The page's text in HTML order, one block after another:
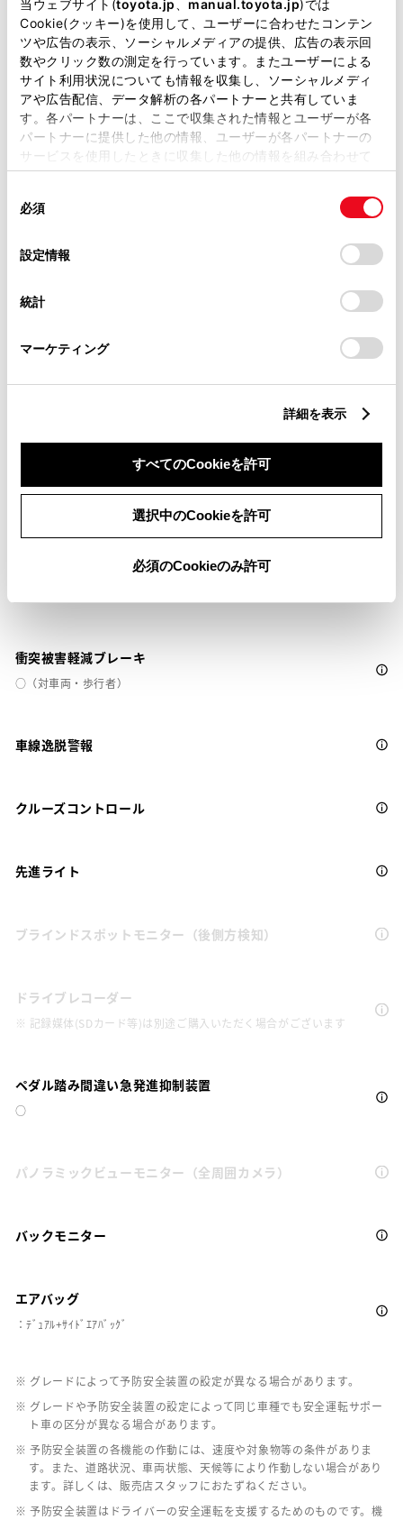
当ウェブサイト(toyota.jp manual.toyota.jp)では
Cookie(クッキー)を使用して、ユーザーに合わせたコンテン
ツや広告の表示、ソーシャルメディアの提供、広告の表示回
数やクリック数の測定を行っています。またユーザーによる
サイト利用状況についても情報を収集し、ソーシャルメディ
アや広告配信、データ解析の各パートナーと共有していま
す。各パートナーは、ここで収集された情報とユーザーが各
パートナーに提供した他の情報、ユーザーが各パートナーの
サービスを使用したときに収集した他の情報を組み合わせて
使用することがあります。当ウェブサイトの使用を続行する
デバイスにすべてのCookie(クッキー)が保存されることに同
意したことになります。Cookie(クッキー)のオプトアウト、
設定の変更、同意を撤回したりするにあたっては、当社の
「Cookie（クッキー）情報の取り扱いについて
」をご覧くだ
必須
設定情報
統計
マーケティング
詳細を表示
すべてのCookieを許可
選択中のCookieを許可
必須のCookieのみ許可
パワーウィンドウ
ABS
横滑防止装置
キーレス
ETC
安全装置・運転サポート
衝突被害軽減ブレーキ
○（対車両・歩行者）
車線逸脱警報
クルーズコントロール
先進ライト
ブラインドスポットモニター（後側方検知）
ドライブレコーダー
※ 記録媒体(SDカード等)は別途ご購入いただく場合がございます
ペダル踏み間違い急発進抑制装置
○
パノラミックビューモニター（全周囲カメラ）
バックモニター
エアバッグ
：ﾃﾞｭｱﾙ+ｻｲﾄﾞｴｱﾊﾞｯｸﾞ
※ グレードによって予防安全装置の設定が異なる場合があります。
※ グレードや予防安全装置の設定によって同じ車種でも安全運転サポー
ト車の区分が異なる場合があります。
※ 予防安全装置の各機能の作動には、速度や対象物等の条件がありま
す。また、道路状況、車両状態、天候等により作動しない場合があり
ます。詳しくは、販売店スタッフにおたずねください。
※ 予防安全装置はドライバーの安全運転を支援するためのものです。機